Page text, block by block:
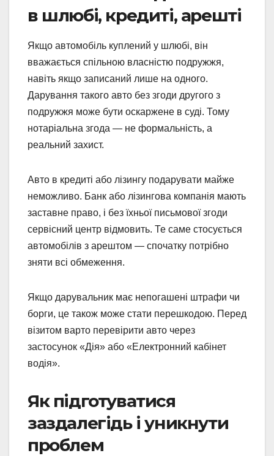
в шлюбі, кредиті, арешті
Якщо автомобіль куплений у шлюбі, він
вважається спільною власністю подружжя,
навіть якщо записаний лише на одного.
Дарування такого авто без згоди другого з
подружжя може бути оскаржене в суді. Тому
нотаріальна згода — не формальність, а
реальний захист.
Авто в кредиті або лізингу подарувати майже
неможливо. Банк або лізингова компанія мають
заставне право, і без їхньої письмової згоди
сервісний центр відмовить. Те саме стосується
автомобілів з арештом — спочатку потрібно
зняти всі обмеження.
Якщо дарувальник має непогашені штрафи чи
борги, це також може стати перешкодою. Перед
візитом варто перевірити авто через
застосунок «Дія» або «Електронний кабінет
водія».
Як підготуватися
заздалегідь і уникнути
проблем